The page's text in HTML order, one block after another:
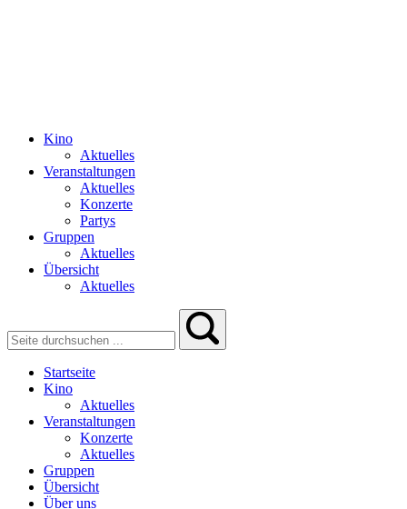
Kino
Aktuelles
Veranstaltungen
Aktuelles
Konzerte
Partys
Gruppen
Aktuelles
Übersicht
Aktuelles
Startseite
Kino
Aktuelles
Veranstaltungen
Konzerte
Aktuelles
Gruppen
Übersicht
Über uns